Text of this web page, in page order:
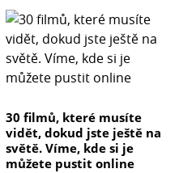
30 filmů, které musíte
vidět, dokud jste ještě na
světě. Víme, kde si je
můžete pustit online